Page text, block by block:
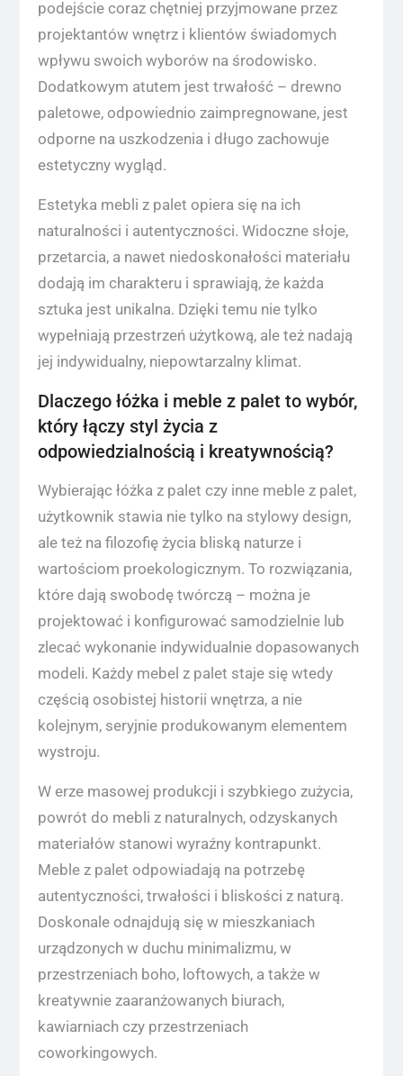
podejście coraz chętniej przyjmowane przez
projektantów wnętrz i klientów świadomych
wpływu swoich wyborów na środowisko.
Dodatkowym atutem jest trwałość – drewno
paletowe, odpowiednio zaimpregnowane, jest
odporne na uszkodzenia i długo zachowuje
estetyczny wygląd.
Estetyka mebli z palet opiera się na ich
naturalności i autentyczności. Widoczne słoje,
przetarcia, a nawet niedoskonałości materiału
dodają im charakteru i sprawiają, że każda
sztuka jest unikalna. Dzięki temu nie tylko
wypełniają przestrzeń użytkową, ale też nadają
jej indywidualny, niepowtarzalny klimat.
Dlaczego łóżka i meble z palet to wybór,
który łączy styl życia z
odpowiedzialnością i kreatywnością?
Wybierając łóżka z palet czy inne meble z palet,
użytkownik stawia nie tylko na stylowy design,
ale też na filozofię życia bliską naturze i
wartościom proekologicznym. To rozwiązania,
które dają swobodę twórczą – można je
projektować i konfigurować samodzielnie lub
zlecać wykonanie indywidualnie dopasowanych
modeli. Każdy mebel z palet staje się wtedy
częścią osobistej historii wnętrza, a nie
kolejnym, seryjnie produkowanym elementem
wystroju.
W erze masowej produkcji i szybkiego zużycia,
powrót do mebli z naturalnych, odzyskanych
materiałów stanowi wyraźny kontrapunkt.
Meble z palet odpowiadają na potrzebę
autentyczności, trwałości i bliskości z naturą.
Doskonale odnajdują się w mieszkaniach
urządzonych w duchu minimalizmu, w
przestrzeniach boho, loftowych, a także w
kreatywnie zaaranżowanych biurach,
kawiarniach czy przestrzeniach
coworkingowych.